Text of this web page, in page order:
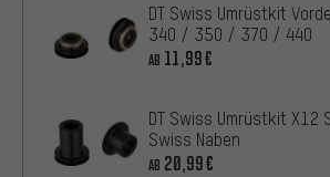
DT Swiss Umrüstkit
340 / 350 / 370 / 440
AB 11,99€
DT Swiss Umrüstkit X12
Swiss Naben
AB 20,99€